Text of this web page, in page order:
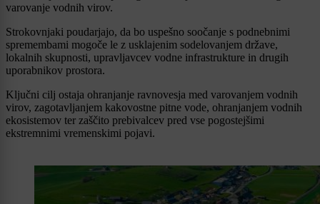
varovanje vodnih virov.
Strokovnjaki poudarjajo, da bo uspešno soočanje s podnebnimi
spremembami mogoče le z usklajenim sodelovanjem države,
lokalnih skupnosti, upravljavcev vodne infrastrukture in drugih
uporabnikov prostora.
Ključni cilj ostaja ohranjanje ravnovesja med varovanjem vodnih
virov, zagotavljanjem kakovostne pitne vode, ohranjanjem vodnih
ekosistemov ter zaščito prebivalcev pred vse pogostejšimi
ekstremnimi vremenskimi pojavi.